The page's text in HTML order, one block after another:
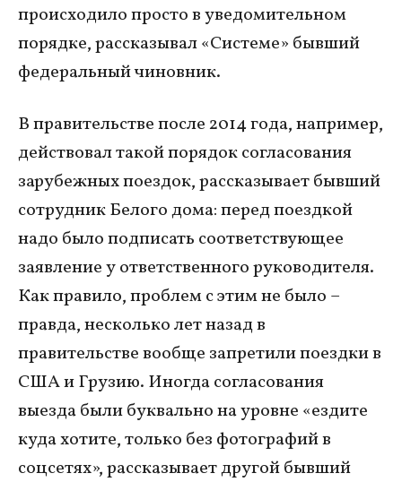
происходило просто в уведомительном
порядке, рассказывал «Системе» бывший
федеральный чиновник.
В правительстве после 2014 года, например,
действовал такой порядок согласования
зарубежных поездок, рассказывает бывший
сотрудник Белого дома: перед поездкой
надо было подписать соответствующее
заявление у ответственного руководителя.
Как правило, проблем с этим не было –
правда, несколько лет назад в
правительстве вообще запретили поездки в
США и Грузию. Иногда согласования
выезда были буквально на уровне «ездите
куда хотите, только без фотографий в
соцсетях», рассказывает другой бывший